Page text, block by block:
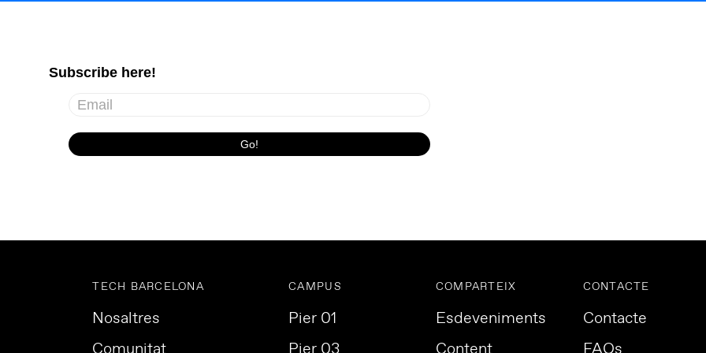
TECH BARCELONA
Nosaltres
CAMPUS
Pier 01
COMPARTEIX
Esdeveniments
CONTACTE
Contacte